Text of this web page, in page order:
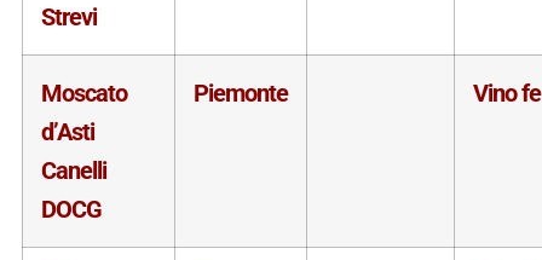
Strevi
Moscato
d’Asti
Canelli
DOCG
Piemonte Vino